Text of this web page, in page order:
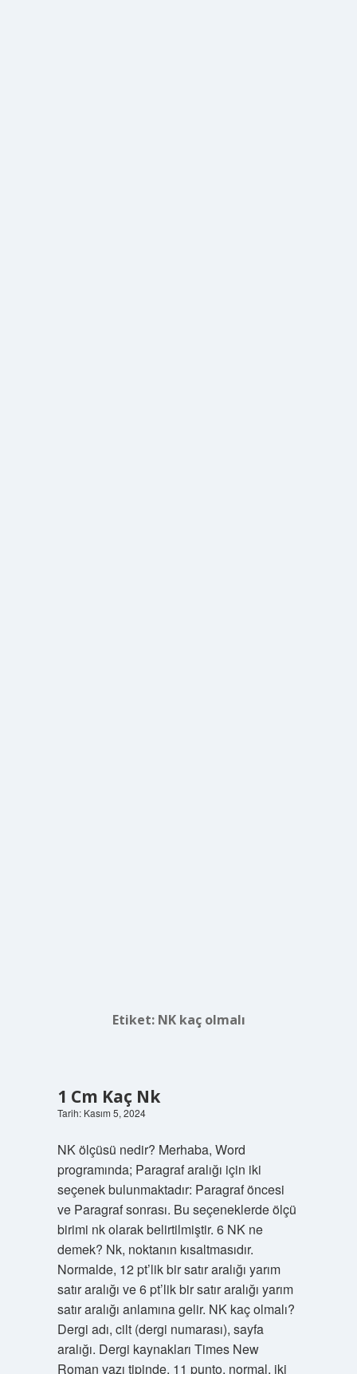
Etiket: NK kaç olmalı
1 Cm Kaç Nk
Tarih: Kasım 5, 2024
NK ölçüsü nedir? Merhaba, Word
programında; Paragraf aralığı için iki
seçenek bulunmaktadır: Paragraf öncesi
ve Paragraf sonrası. Bu seçeneklerde ölçü
birimi nk olarak belirtilmiştir. 6 NK ne
demek? Nk, noktanın kısaltmasıdır.
Normalde, 12 pt’lik bir satır aralığı yarım
satır aralığı ve 6 pt’lik bir satır aralığı yarım
satır aralığı anlamına gelir. NK kaç olmalı?
Dergi adı, cilt (dergi numarası), sayfa
aralığı. Dergi kaynakları Times New
Roman yazı tipinde, 11 punto, normal, iki